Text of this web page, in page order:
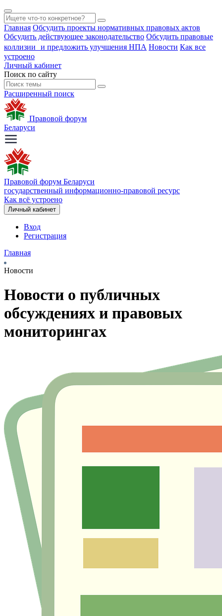
Главная Обсудить проекты нормативных правовых актов
Обсудить действующее законодательство Обсудить правовые
коллизии и предложить улучшения НПА Новости Как все
устроено
Личный кабинет
Поиск по сайту
Расширенный поиск
Правовой форум
Беларуси
Правовой форум Беларуси
государственный информационно-правовой ресурс
Как всё устроено
Личный кабинет
Вход
Регистрация
Главная
Новости
Новости о публичных
обсуждениях и правовых
мониторингах